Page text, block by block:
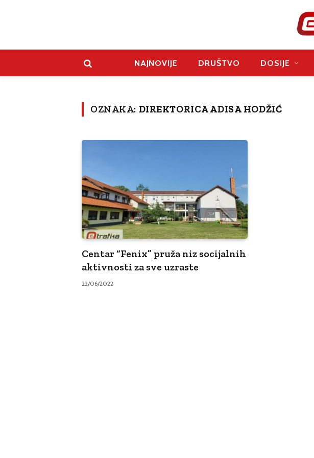
NAJNOVIJE DRUŠTVO DOSIJE
OZNAKA: DIREKTORICA ADISA HODŽIĆ
Centar “Fenix” pruža niz socijalnih
aktivnosti za sve uzraste
22/06/2022